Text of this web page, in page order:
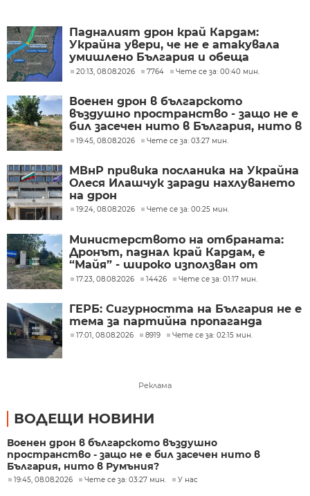
Падналият дрон край Кардам:
Украйна увери, че не е атакувала
умишлено България и обеща
разследване
20:13, 08.08.2026 7764 Чете се за: 00:40 мин.
Военен дрон в българското
въздушно пространство - защо не е
бил засечен нито в България, нито в
Румъния?
19:45, 08.08.2026 Чете се за: 03:27 мин.
МВнР привика посланика на Украйна
Олеся Илашчук заради нахлуването
на дрон
19:24, 08.08.2026 Чете се за: 00:25 мин.
Министерството на отбраната:
Дронът, паднал край Кардам, е
“Майя” - широко използван от
украинската армия
17:23, 08.08.2026 14426 Чете се за: 01:17 мин.
ГЕРБ: Сигурността на България не е
тема за партийна пропаганда
17:01, 08.08.2026 8919 Чете се за: 02:15 мин.
Реклама
ВОДЕЩИ НОВИНИ
Военен дрон в българското въздушно
пространство - защо не е бил засечен нито в
България, нито в Румъния?
19:45, 08.08.2026 Чете се за: 03:27 мин. У нас